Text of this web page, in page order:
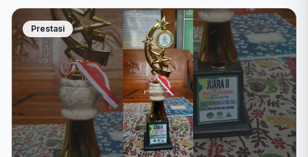
Prestasi